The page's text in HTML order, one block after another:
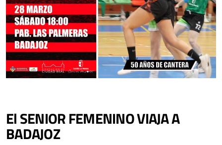
El SENIOR FEMENINO VIAJA A
BADAJOZ